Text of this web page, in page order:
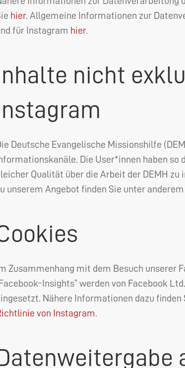
hier. Allgemeine Informationen zur
für Instagram hier.
nicht
Deutsche Evangelische Missionshilfe (
Die User*innen haben
Qualität über die Arbeit der DEMH zu
unserem Angebot finden Sie unter
Zusammenhang mit dem Besuch unserer
Insights“ werden von Facebook
Nähere Informationen dazu finden
von Instagram.